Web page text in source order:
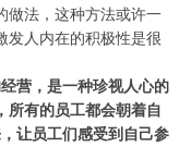
做法，这种方法或许一
发人内在的积极性是很
营，是一种珍视人心的
所有的员工都会朝着自
让员工们感受到自己参